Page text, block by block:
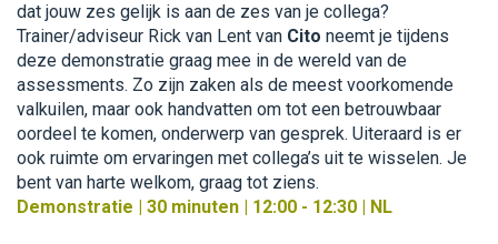
dat jouw zes gelijk is aan de zes van je collega?
Trainer/adviseur Rick van Lent van Cito neemt je tijdens
deze demonstratie graag mee in de wereld van de
assessments. Zo zijn zaken als de meest voorkomende
valkuilen, maar ook handvatten om tot een betrouwbaar
oordeel te komen, onderwerp van gesprek. Uiteraard is er
ook ruimte om ervaringen met collega’s uit te wisselen. Je
bent van harte welkom, graag tot ziens.
Demonstratie | 30 minuten | 12:00 - 12:30 | NL